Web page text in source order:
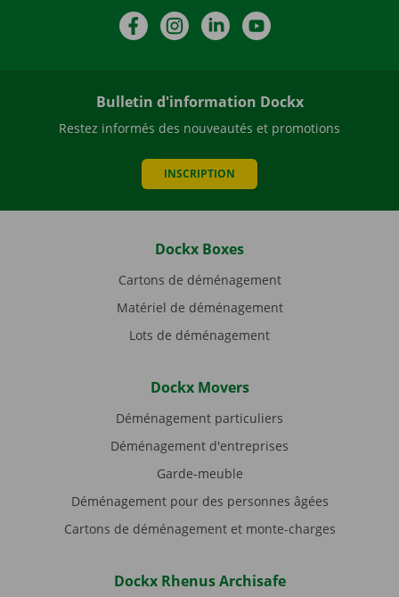
FacebookInstagramLinkedIn
Bulletin d'information Dockx
Restez informés des nouveautés et promotions
INSCRIPTION
Dockx Boxes
Cartons de déménagement
Matériel de déménagement
Lots de déménagement
Dockx Movers
Déménagement particuliers
Déménagement d'entreprises
Garde-meuble
Déménagement pour des personnes âgées
Cartons de déménagement et monte-charges
Dockx Rhenus Archisafe